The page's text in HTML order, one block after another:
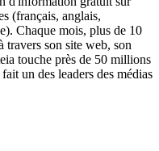
(français, anglais,
Chaque mois, plus de 10
travers son site web, son
touche près de 50 millions
un des leaders des médias